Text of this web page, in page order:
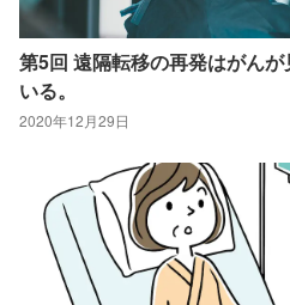
第5回 遠隔転移の再発はがん
いる。
2020年12月29日